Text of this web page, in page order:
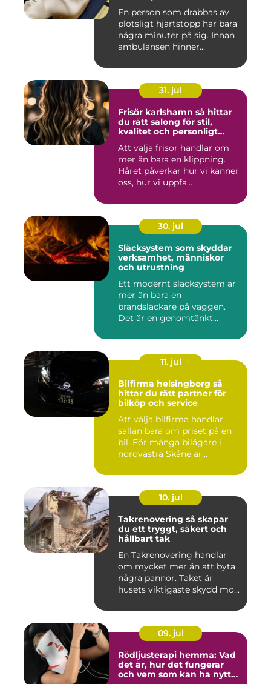
En person som drabbas av
plötsligt hjärtstopp har bara
några minuter på sig. Innan
ambulansen hinner...
31. jul
Frisör karlshamn så hittar
du rätt salong för stil,
kvalitet och personligt
Att välja frisör handlar om
mer än bara en klippning.
Håret påverkar hur vi känner
oss, hur vi uppfa...
30. jul
Släcksystem som skyddar
verksamhet, människor
och utrustning
Ett modernt släcksystem är
mer än bara en
brandsläckare på väggen.
Det är en genomtänkt
11. jul
Bilfirma helsingborg så
hittar du rätt partner för
bilköp och service
Att välja bilfirma handlar
sällan bara om priset på en
bil. För många bilägare i
nordvästra Skåne är...
10. jul
Takrenovering så skapar
du ett tryggt, säkert och
hållbart tak
En Takrenovering handlar
om mycket mer än att byta
några pannor. Taket är
husets viktigaste skydd mo...
09. jul
Rödljusterapi hemma: Vad
det är, hur det fungerar
och vem som kan ha nytta